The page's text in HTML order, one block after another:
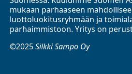
mukaan parhaaseen
luottoluokitusryhmään ja
parhaimmistoon. Yritys on
©2025Silkki Sampo Oy